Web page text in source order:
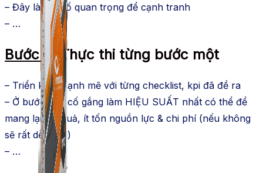
– Đây là yếu tố quan trọng để cạnh tranh
– …
Bước 5: Thực thi từng bước một
– Triển khai mạnh mẽ với từng checklist, kpi đã đề ra
– Ở bước này cố gắng làm HIỆU SUẤT nhất có thể để
mang lại kết quả, ít tốn nguồn lực & chi phí (nếu không
sẽ rất dễ #sml)
– …